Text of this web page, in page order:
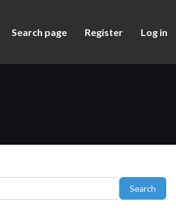
Search page Register Log in
Search